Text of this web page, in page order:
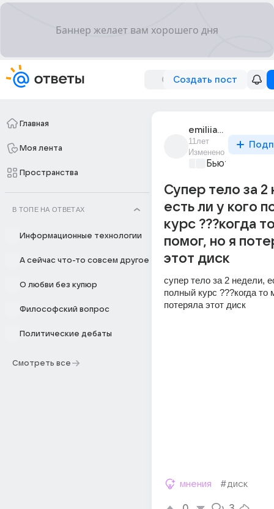
Создать пост
Главная
Моя лента
Пространства
В ТОПЕ НА ОТВЕТАХ
Информационные технологии
А сейчас что-то совсем другое
О любви без купюр
Философский вопрос
Политические дебаты
Смотреть все
emiliia_zakazova
11лет
Изменено
Бьютилэнд
Супер тело за 2
есть ли у кого
курс ???когда
помог, но я
этот диск
супер тело за 2 недели,
полный курс ???когда то
потеряла этот диск
мнения #диск